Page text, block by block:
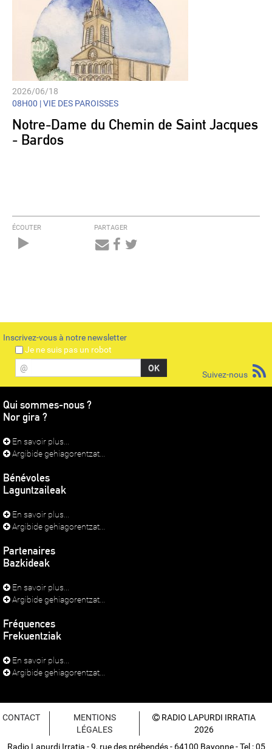
2026/06/18
08H00 |VIE DES PAROISSES
Notre-Dame du Chemin de Saint Jacques
- Bardos
ÉCOUTER PARTAGER
Inscrivez-vous à notre newsletter
Je ne suis pas un robot
@
Suivez-nous
Qui sommes-nous ?
Nor gira ?
En savoir plus...
Argibide gehiagorentzat...
Bénévoles
Laguntzaileak
En savoir plus...
Argibide gehiagorentzat...
Partenaires
Bazkideak
En savoir plus...
Argibide gehiagorentzat...
Fréquences
Frekuentziak
En savoir plus...
Argibide gehiagorentzat...
CONTACT
MENTIONS
LÉGALES
RADIO LAPURDI IRRATIA
2026
Radio Lapurdi Irratia - 9, rue des prébendés - 64100 Bayonne - Tel : 05